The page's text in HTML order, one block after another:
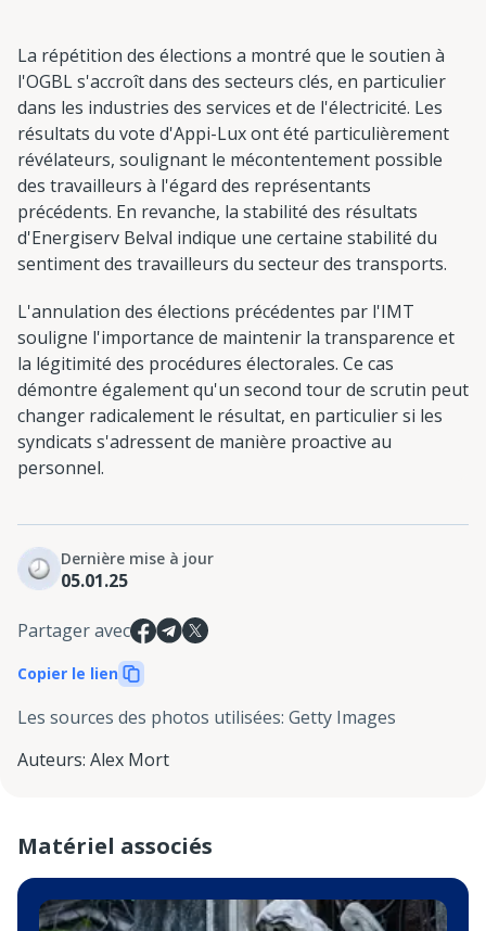
La répétition des élections a montré que le soutien à
l'OGBL s'accroît dans des secteurs clés, en particulier
dans les industries des services et de l'électricité. Les
résultats du vote d'Appi-Lux ont été particulièrement
révélateurs, soulignant le mécontentement possible
des travailleurs à l'égard des représentants
précédents. En revanche, la stabilité des résultats
d'Energiserv Belval indique une certaine stabilité du
sentiment des travailleurs du secteur des transports.
L'annulation des élections précédentes par l'IMT
souligne l'importance de maintenir la transparence et
la légitimité des procédures électorales. Ce cas
démontre également qu'un second tour de scrutin peut
changer radicalement le résultat, en particulier si les
syndicats s'adressent de manière proactive au
personnel.
Dernière mise à jour
05.01.25
Partager avec
Copier le lien
Les sources des photos utilisées: Getty Images
Auteurs: Alex Mort
Matériel associés